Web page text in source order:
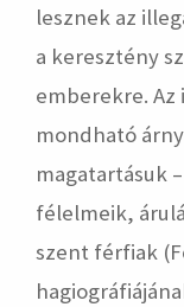
lesznek az
a keresztény
emberekre.
mondható
magatartásuk
félelmeik,
szent férfiak